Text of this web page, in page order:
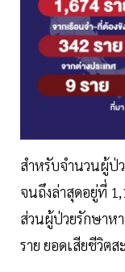
สำหรับจำนวนผู้ป่
จนถึงล่าสุดอยู่ที่
ส่วนผู้ป่วยรักษาห
ราย ยอดเสียชีวิต